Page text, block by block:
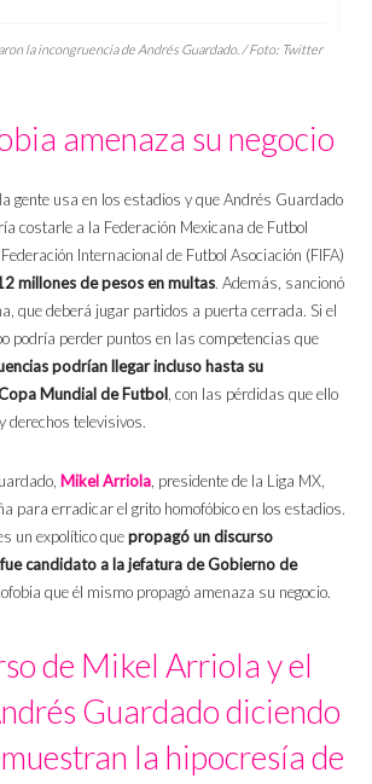
la incongruencia de Andrés Guardado. / Foto: Twitter
amenaza su negocio
gente usa en los estadios y que Andrés Guardado
costarle a la Federación Mexicana de Futbol
Internacional de Futbol Asociación (FIFA)
millones de pesos en multas. Además, sancionó
que deberá jugar partidos a puerta cerrada. Si el
podría perder puntos en las competencias que
podrían llegar incluso hasta su
Mundial de Futbol, con las pérdidas que ello
derechos televisivos.
Mikel Arriola, presidente de la Liga MX,
para erradicar el grito homofóbico en los estadios.
un expolítico quepropagó un discurso
candidato a la jefatura de Gobierno de
que él mismo propagó amenaza su negocio.
de Mikel Arriola y el
Guardado diciendo
la hipocresía de